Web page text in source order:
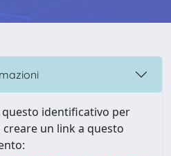
questo identificativo per
creare un link a questo